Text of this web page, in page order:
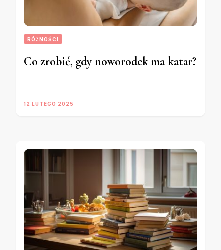
RÓŻNOŚCI
Co zrobić, gdy noworodek ma katar?
12 LUTEGO 2025